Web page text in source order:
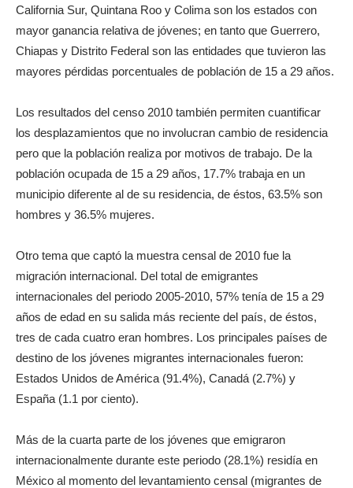
California Sur, Quintana Roo y Colima son los estados con
mayor ganancia relativa de jóvenes; en tanto que Guerrero,
Chiapas y Distrito Federal son las entidades que tuvieron las
mayores pérdidas porcentuales de población de 15 a 29 años.
Los resultados del censo 2010 también permiten cuantificar
los desplazamientos que no involucran cambio de residencia
pero que la población realiza por motivos de trabajo. De la
población ocupada de 15 a 29 años, 17.7% trabaja en un
municipio diferente al de su residencia, de éstos, 63.5% son
hombres y 36.5% mujeres.
Otro tema que captó la muestra censal de 2010 fue la
migración internacional. Del total de emigrantes
internacionales del periodo 2005-2010, 57% tenía de 15 a 29
años de edad en su salida más reciente del país, de éstos,
tres de cada cuatro eran hombres. Los principales países de
destino de los jóvenes migrantes internacionales fueron:
Estados Unidos de América (91.4%), Canadá (2.7%) y
España (1.1 por ciento).
Más de la cuarta parte de los jóvenes que emigraron
internacionalmente durante este periodo (28.1%) residía en
México al momento del levantamiento censal (migrantes de